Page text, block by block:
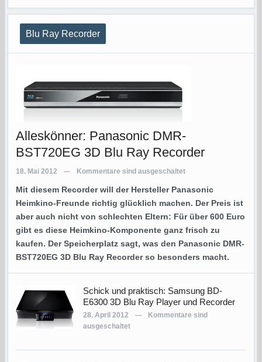
Blu Ray Recorder
Alleskönner: Panasonic DMR-
BST720EG 3D Blu Ray Recorder
18. Mai 2012 — Kommentare sind ausgeschaltet
Mit diesem Recorder will der Hersteller Panasonic
Heimkino-Freunde richtig glücklich machen. Der Preis ist
aber auch nicht von schlechten Eltern: Für über 600 Euro
gibt es diese Heimkino-Komponente ganz frisch zu
kaufen. Der Speicherplatz sagt, was den Panasonic DMR-
BST720EG 3D Blu Ray Recorder so besonders macht.
Schick und praktisch: Samsung BD-
E6300 3D Blu Ray Player und Recorder
28. April 2012 —
Kommentare sind
ausgeschaltet